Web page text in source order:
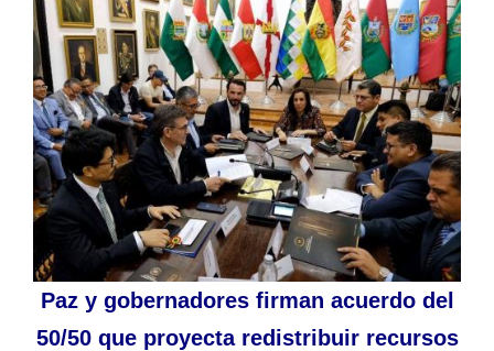
Paz y gobernadores firman acuerdo del
50/50 que proyecta redistribuir recursos